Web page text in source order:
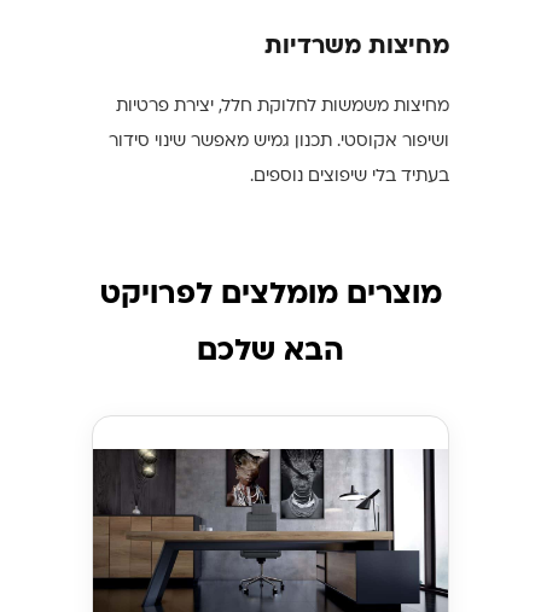
מחיצות משרדיות
מחיצות משמשות לחלוקת חלל, יצירת פרטיות
ושיפור אקוסטי. תכנון גמיש מאפשר שינוי סידור
בעתיד בלי שיפוצים נוספים.
מוצרים מומלצים לפרויקט
הבא שלכם